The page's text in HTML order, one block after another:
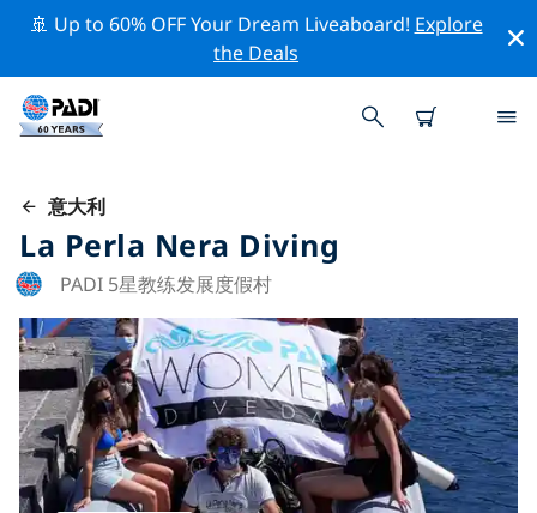
🚢 Up to 60% OFF Your Dream Liveaboard! Explore
the Deals
意大利
La Perla Nera Diving
PADI 5星教练发展度假村